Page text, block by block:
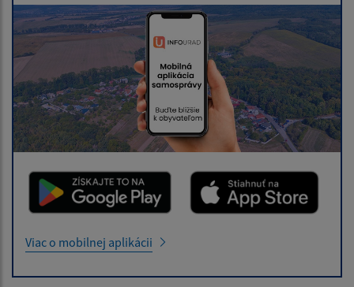
Viac o mobilnej aplikácii